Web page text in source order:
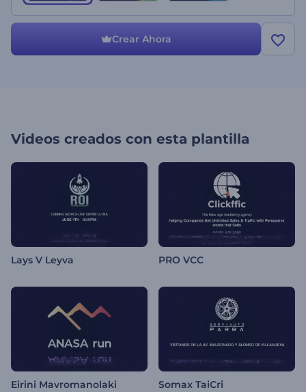
Crear Ahora
Videos creados con esta plantilla
Lays V Leyva PRO VCC
Eirini Mavromanolaki Somax TaiCri